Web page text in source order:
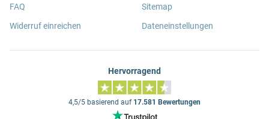
FAQ
Widerruf einreichen
Sitemap
Dateneinstellungen
Hervorragend
4,5/5 basierend auf 17.581 Bewertungen